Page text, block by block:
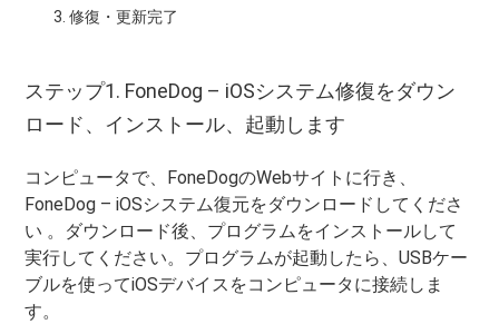
修復・更新完了
ステップ1. FoneDog – iOSシステム修復をダウン
ロード、インストール、起動します
コンピュータで、FoneDogのWebサイトに行き、
FoneDog – iOSシステム復元をダウンロードしてくださ
い 。ダウンロード後、プログラムをインストールして
実行してください。プログラムが起動したら、USBケー
ブルを使ってiOSデバイスをコンピュータに接続しま
す。